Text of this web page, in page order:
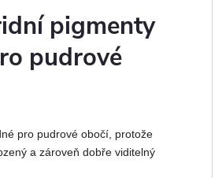
pigmenty
pudrové
pro pudrové obočí, protože
a zároveň dobře viditelný